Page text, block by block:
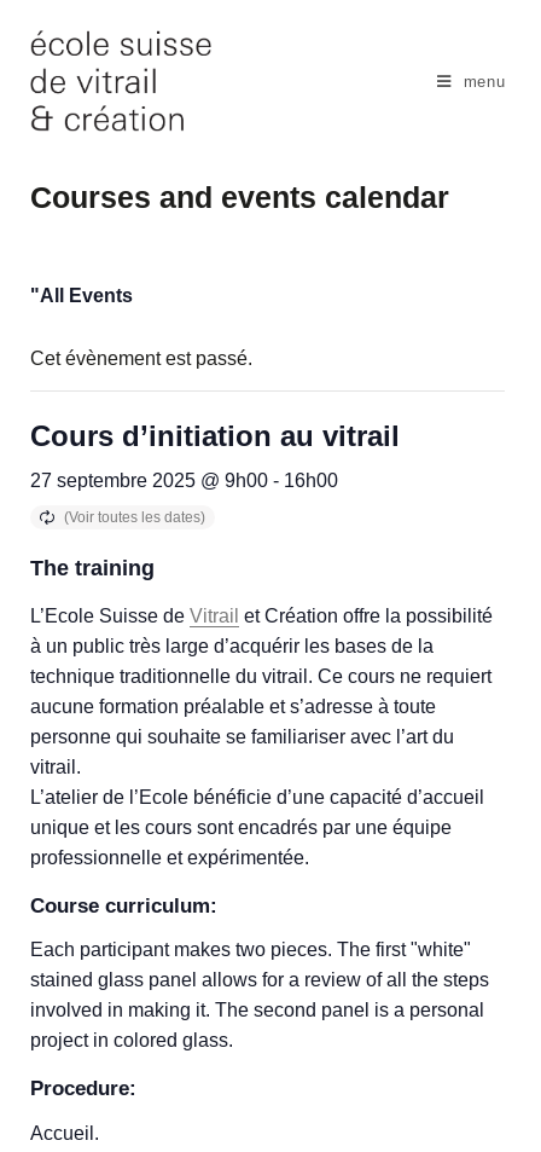
content
menu
Courses and events calendar
"All Events
Cet évènement est passé.
Cours d’initiation au vitrail
27 septembre 2025 @ 9h00 - 16h00
The training
L’Ecole Suisse de Vitrail et Création offre la possibilité
à un public très large d’acquérir les bases de la
technique traditionnelle du vitrail. Ce cours ne requiert
aucune formation préalable et s’adresse à toute
personne qui souhaite se familiariser avec l’art du
vitrail.
L’atelier de l’Ecole bénéficie d’une capacité d’accueil
unique et les cours sont encadrés par une équipe
professionnelle et expérimentée.
Course curriculum:
Each participant makes two pieces. The first "white"
stained glass panel allows for a review of all the steps
involved in making it. The second panel is a personal
project in colored glass.
Procedure:
Accueil.